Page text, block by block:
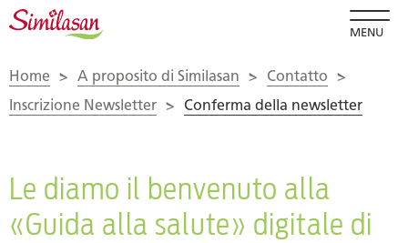
MENU
Home > A proposito di Similasan > Contatto >
Inscrizione Newsletter > Conferma della newsletter
Le diamo il benvenuto alla
«Guida alla salute» digitale di